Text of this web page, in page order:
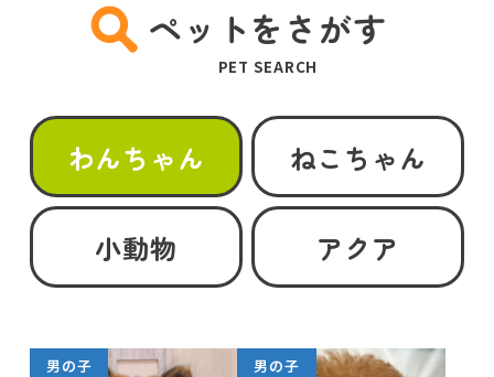
ペットをさがす
PET SEARCH
わんちゃん ねこちゃん
小動物 アクア
男の子 男の子